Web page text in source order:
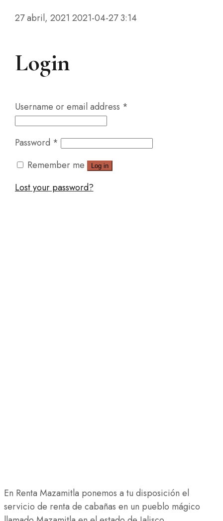
27 abril, 2021 2021-04-27 3:14
Login
Username or email address *
Password *
Remember me
Log in
Lost your password?
En Renta Mazamitla ponemos a tu disposición el
servicio de renta de cabañas en un pueblo mágico